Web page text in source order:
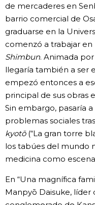
de mercaderes en
barrio comercial de
graduarse en la
comenzó a trabajar en
Shimbun. Animada
llegaría también a ser
empezó entonces a
principal de sus obras
Sin embargo, pasaría
problemas sociales
kyotō(“La gran torre
los tabúes del mundo
medicina como
En “Una magnífica
Manpyō Daisuke,